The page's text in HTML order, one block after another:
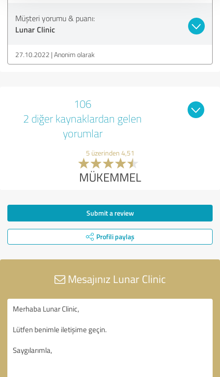
Müşteri yorumu & puanı:
Lunar Clinic
27.10.2022 Anonim olarak
106
2 diğer kaynaklardan gelen
yorumlar
5 üzerinden 4,51
MÜKEMMEL
Submit a review
Profili paylaş
Mesajınız Lunar Clinic